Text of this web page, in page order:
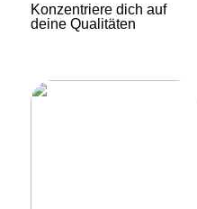
Konzentriere dich auf
deine Qualitäten